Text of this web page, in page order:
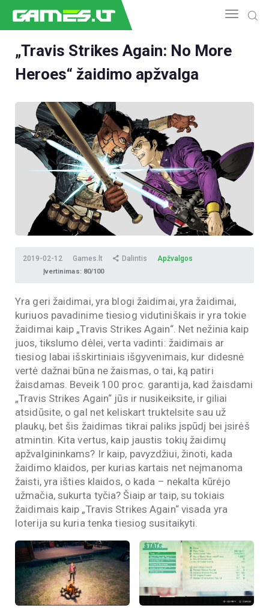
NAUJIENOS
ESPORTAS
GELEŽIS
VIDEO
APŽVALGOS
ŽAIDIMAI
„Travis Strikes Again: No More
Heroes“ žaidimo apžvalga
2019-02-12 Games.lt Dalintis Apžvalgos
Įvertinimas: 80/100
Yra geri žaidimai, yra blogi žaidimai, yra žaidimai,
kuriuos pavadinime tiesiog vidutiniškais ir yra tokie
žaidimai kaip „Travis Strikes Again“. Net nežinia kaip
juos, tikslumo dėlei, verta vadinti: žaidimais ar
tiesiog labai išskirtiniais išgyvenimais, kur didesnė
vertė dažnai būna ne žaismas, o tai, ką patiri
žaisdamas. Beveik 100 proc. garantija, kad žaisdami
„Travis Strikes Again“ jūs ir nusikeiksite, ir giliai
atsidūsite, o gal net keliskart truktelsite sau už
plaukų, bet šis žaidimas tikrai paliks įspūdį bei įsirėš
atmintin. Kita vertus, kaip jaustis tokių žaidimų
apžvalgininkams? Ir kaip, pavyzdžiui, žinoti, kada
žaidimo klaidos, per kurias kartais net neįmanoma
žaisti, yra išties klaidos, o kada – nekalta kūrėjo
užmačia, sukurta tyčia? Šiaip ar taip, su tokiais
žaidimais kaip „Travis Strikes Again“ visada yra
loterija su kuria tenka tiesiog susitaikyti.